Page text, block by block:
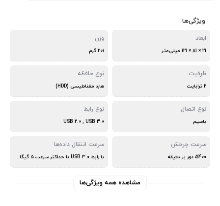
ویژگی‌ها
ابعاد
21 × 81 × 121 میلی‌متر
وزن
۲۰۱ گرم
ظرفیت
2 ترابایت
نوع حافظه
هارد مغناطیسی (HDD)
نوع اتصال
باسیم
نوع رابط
USB 2.0 , USB 3.0
سرعت چرخش
5400 دور بر دقيقه
سرعت انتقال داده‌ها
با رابط USB ۳.۰ با حداکثر سرعت ۵ گیگابیت بر ثانیه و با رابط USB ۲.۰ با سرعت حداکثر ۴۸۰ مگابیت بر ثان
مشاهده همه ویژگی‌ها